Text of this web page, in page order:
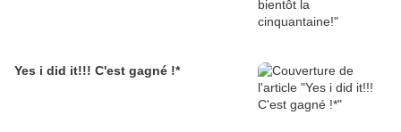
Yes i did it!!! C'est gagné !*